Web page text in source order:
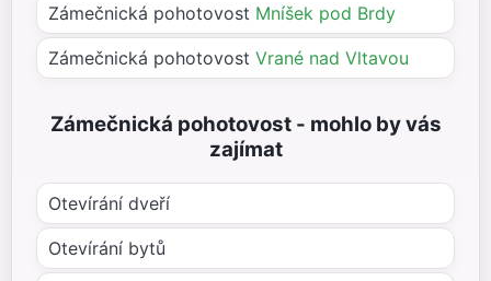
Zámečnická pohotovost Mníšek pod Brdy
Zámečnická pohotovost Vrané nad Vltavou
Zámečnická pohotovost - mohlo by vás
zajímat
Otevírání dveří
Otevírání bytů